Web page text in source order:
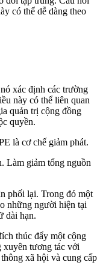
có thể dễ dàng theo
xác định các trường
này có thể liên quan
quản trị cộng đồng
quyền.
là cơ chế giảm phát.
Làm giảm tổng nguồn
phối lại. Trong đó một
những người hiện tại
dài hạn.
thúc đẩy một cộng
xuyên tương tác với
xã hội và cung cấp